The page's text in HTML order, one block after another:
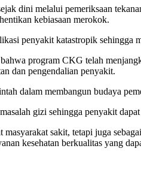
dini melalui pemeriksaan
kebiasaan merokok.
penyakit katastropik sehingga
program CKG telah
dan pengendalian penyakit.
dalam membangun budaya
gizi sehingga penyakit
sakit, tetapi juga
kesehatan berkualitas yang